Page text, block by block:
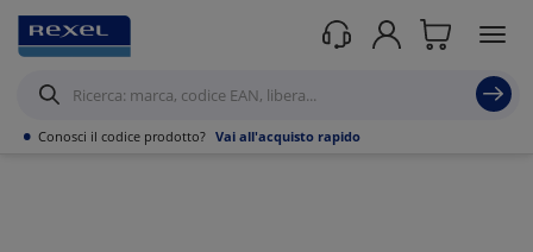
• Conosci il codice prodotto? Vai all'acquisto rapido
Prodotti /Illuminazione Illuminazione per interni/ Binari elettrificati